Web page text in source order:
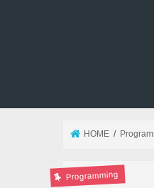
HOME
Programming